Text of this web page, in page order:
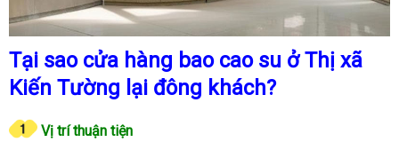
Tại sao cửa hàng bao cao su ở Thị xã
Kiến Tường lại đông khách?
Vị trí thuận tiện